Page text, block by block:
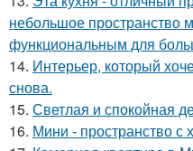
небольшое пространство
функциональным для
14. Интерьер, который
снова.
15. Светлая и спокойная
16. Мини - пространство с